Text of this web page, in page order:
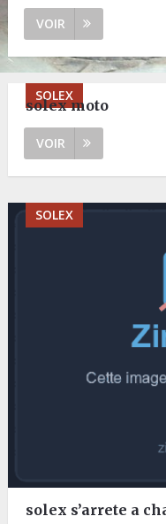
VOIR
SOLEX
solex moto
VOIR
SOLEX
solex s’arrete a